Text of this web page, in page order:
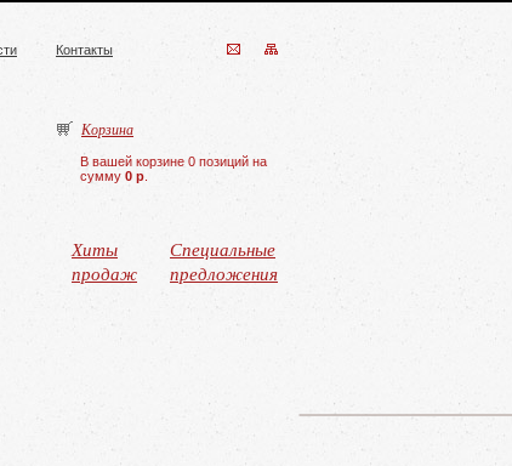
Контакты
Корзина
В вашей корзине 0 позиций на
сумму 0 р
Хиты
продаж
Специальные
предложения